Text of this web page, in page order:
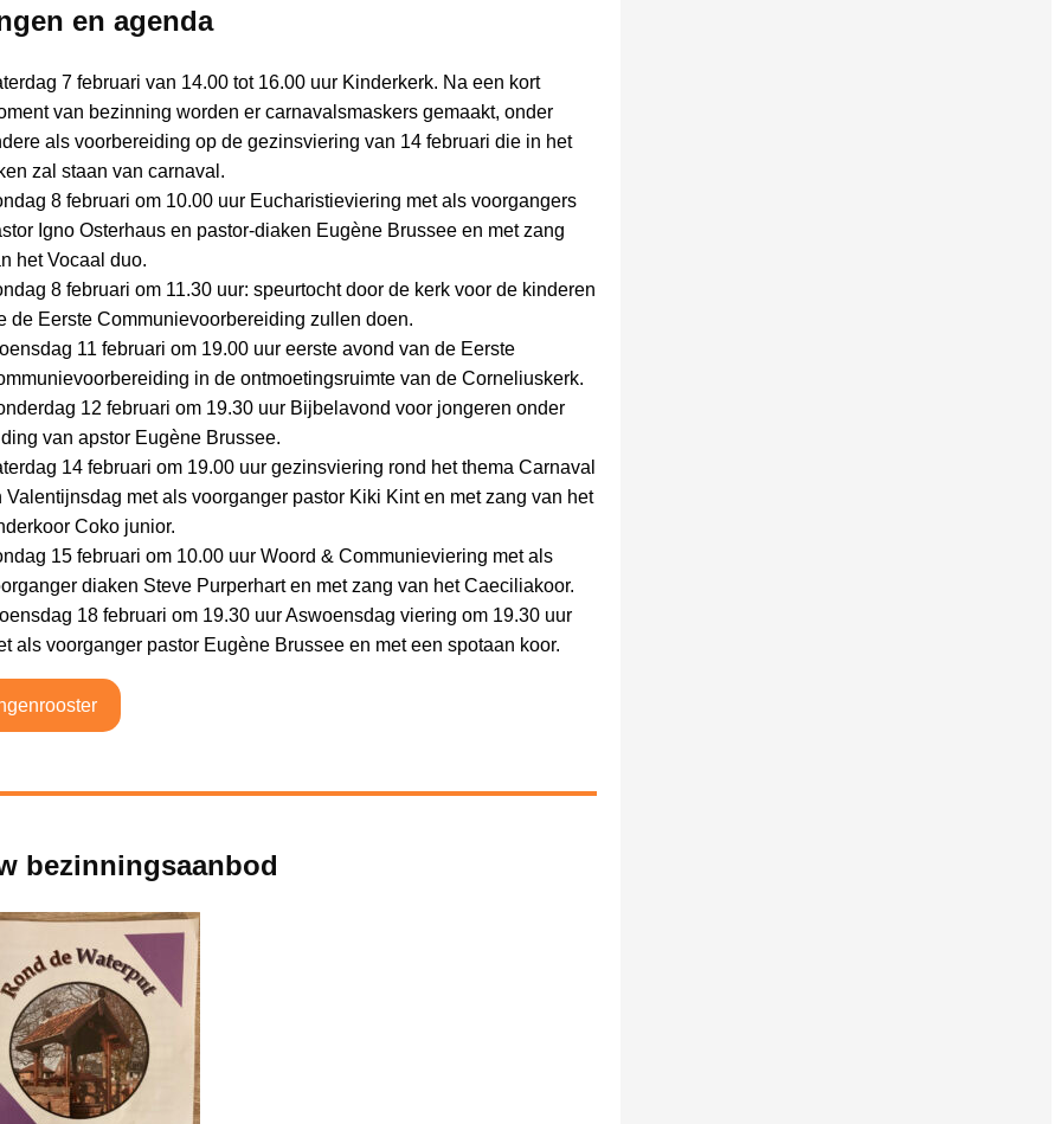
en agenda
7 februari van 14.00 tot 16.00 uur Kinderkerk. Na een kort
van bezinning worden er carnavalsmaskers gemaakt, onder
als voorbereiding op de gezinsviering van 14 februari die in het
zal staan van carnaval.
8 februari om 10.00 uur Eucharistieviering met als voorgangers
Igno Osterhaus en pastor-diaken Eugène Brussee en met zang
het Vocaal duo.
8 februari om 11.30 uur: speurtocht door de kerk voor de kinderen
de Eerste Communievoorbereiding zullen doen.
11 februari om 19.00 uur eerste avond van de Eerste
in de ontmoetingsruimte van de Corneliuskerk.
12 februari om 19.30 uur Bijbelavond voor jongeren onder
van apstor Eugène Brussee.
14 februari om 19.00 uur gezinsviering rond het thema Carnaval
Valentijnsdag met als voorganger pastor Kiki Kint en met zang van het
Coko junior.
15 februari om 10.00 uur Woord & Communieviering met als
diaken Steve Purperhart en met zang van het Caeciliakoor.
18 februari om 19.30 uur Aswoensdag viering om 19.30 uur
als voorganger pastor Eugène Brussee en met een spotaan koor.
bezinningsaanbod